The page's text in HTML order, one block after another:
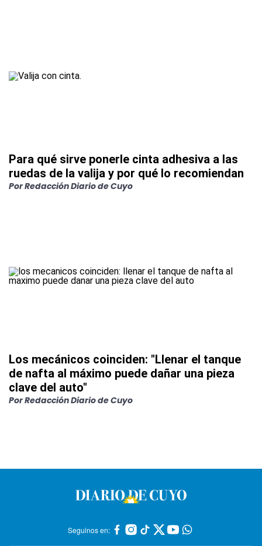
Para qué sirve ponerle cinta adhesiva a las
ruedas de la valija y por qué lo recomiendan
PorRedacción Diario de Cuyo
Los mecánicos coinciden: "Llenar el tanque
de nafta al máximo puede dañar una pieza
clave del auto"
PorRedacción Diario de Cuyo
Seguinos en: